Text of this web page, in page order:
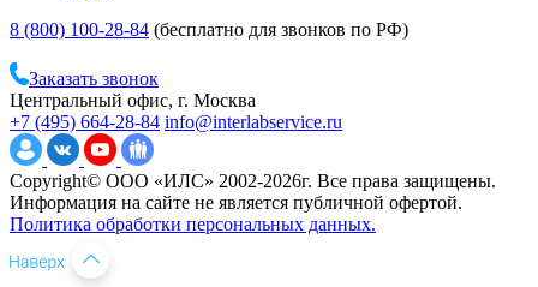
8 (800) 100-28-84 (бесплатно для звонков по РФ)
Заказать звонок
Центральный офис, г. Москва
+7 (495) 664-28-84 info@interlabservice.ru
Copyright© ООО «ИЛС» 2002-2026г. Все права защищены.
Информация на сайте не является публичной офертой.
Политика обработки персональных данных.